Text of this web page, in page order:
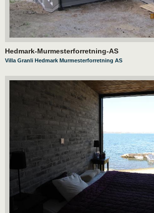
Hedmark-Murmesterforretning-AS
Villa Granli Hedmark Murmesterforretning AS